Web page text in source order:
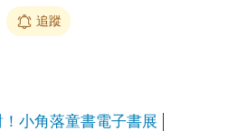
追蹤
小角落童書電子書展